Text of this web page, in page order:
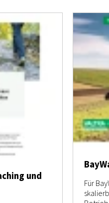
und
Für